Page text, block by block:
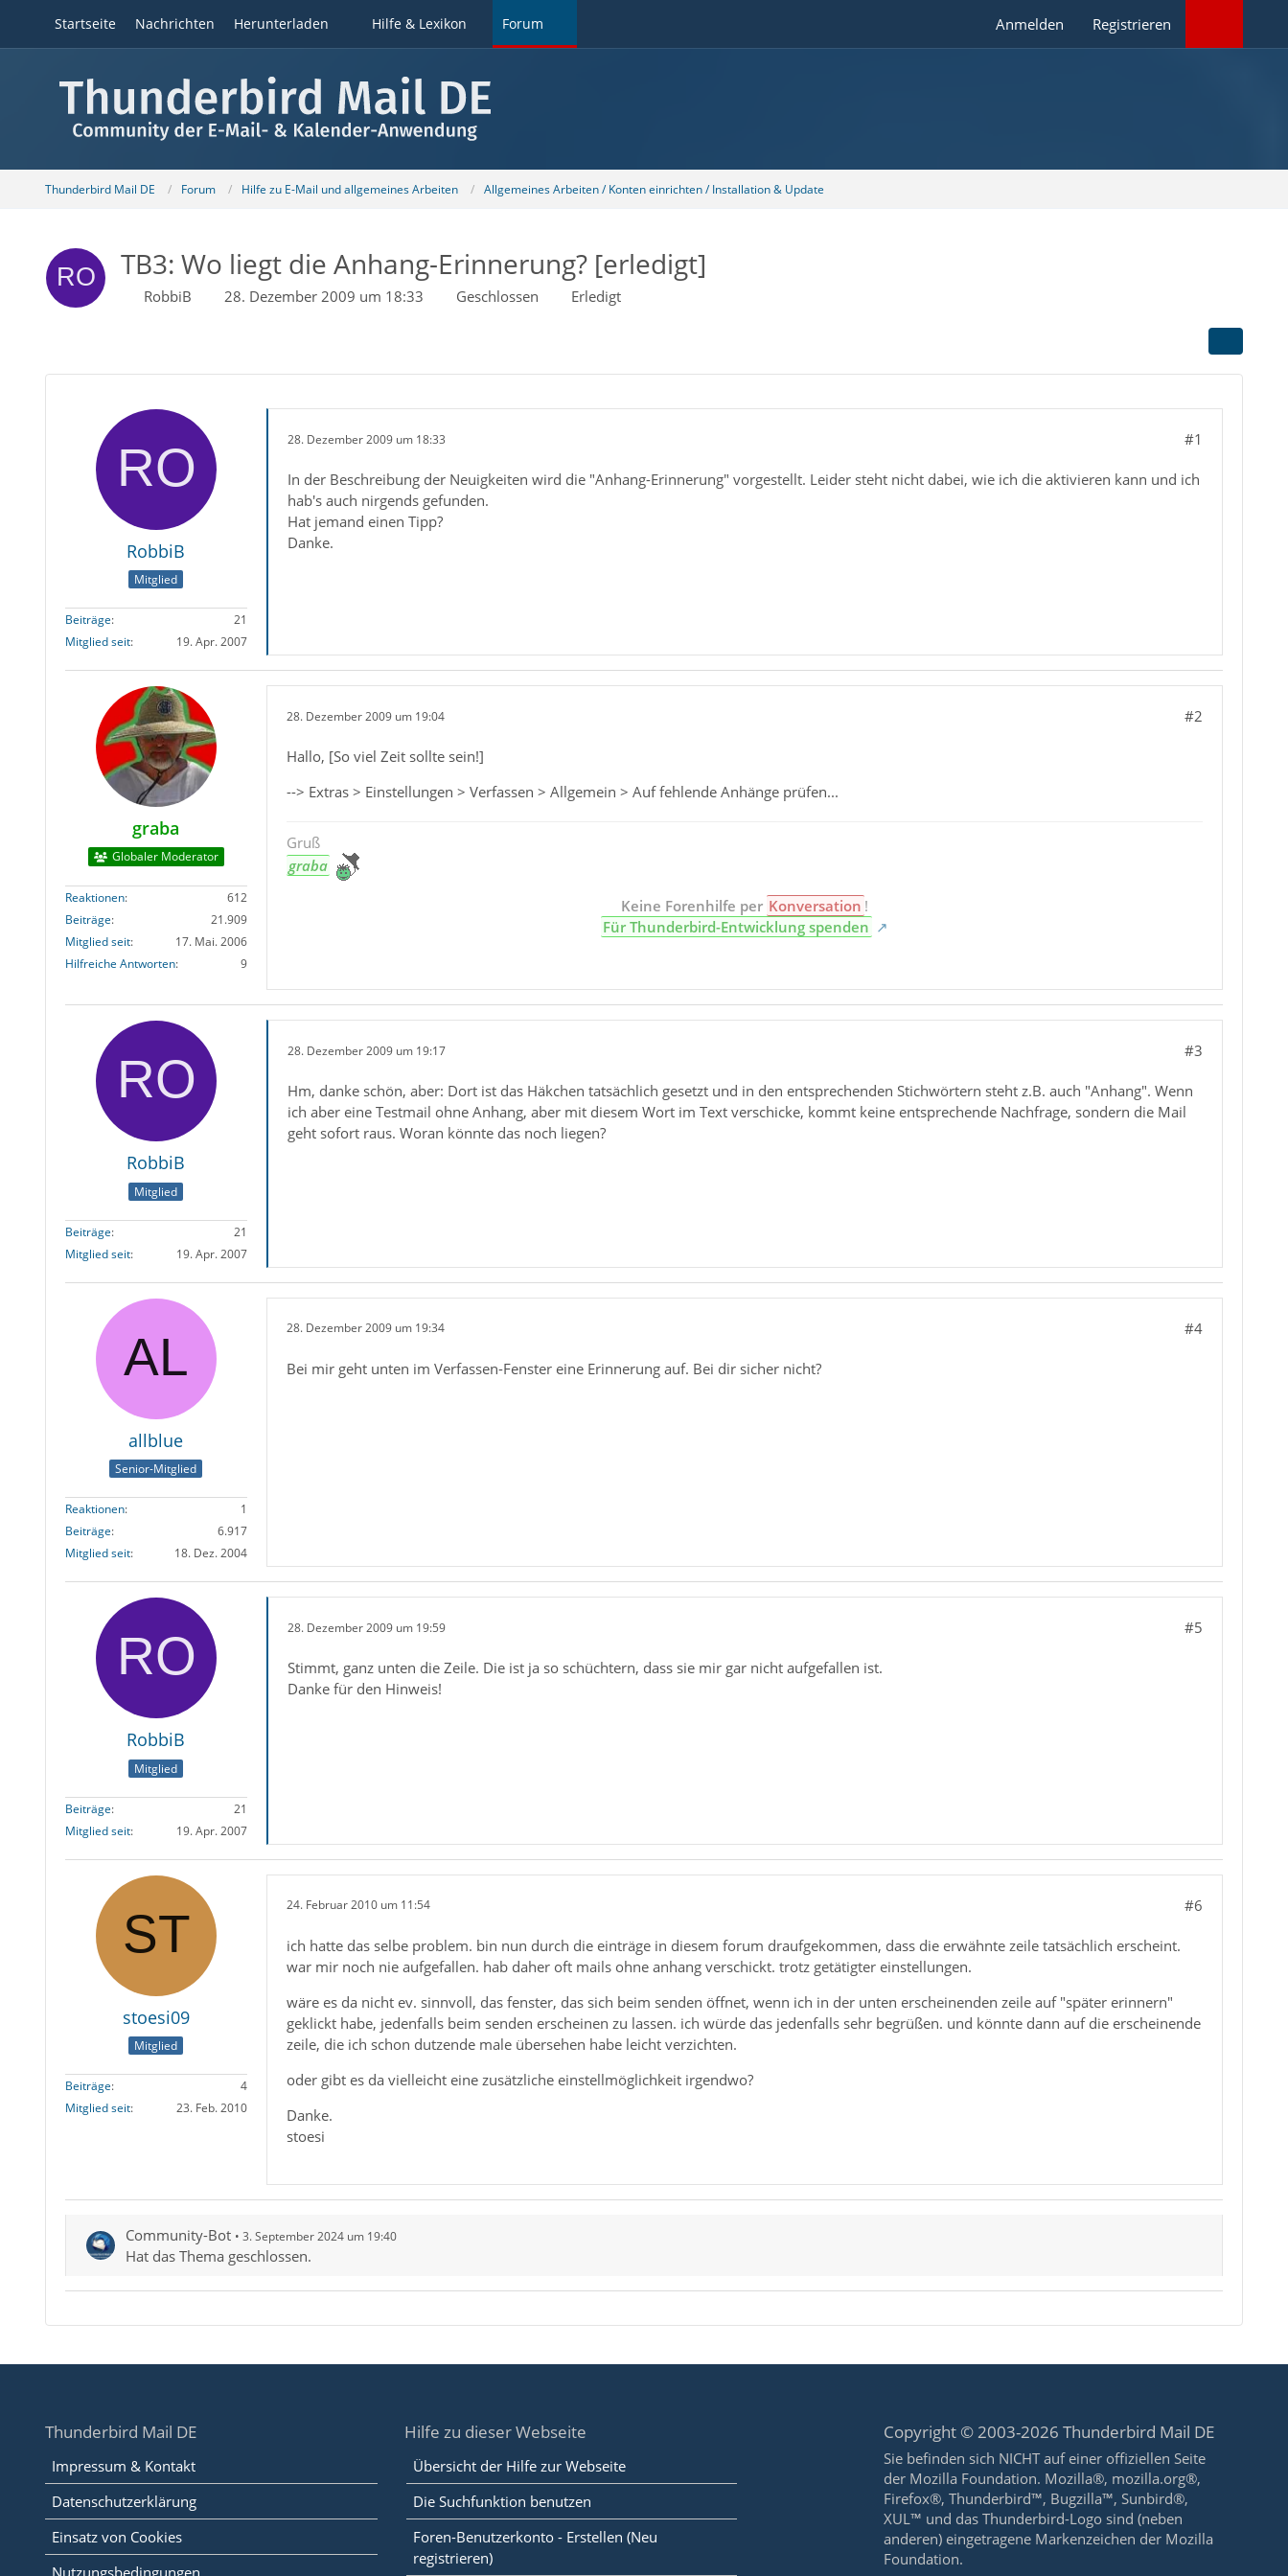
Startseite Nachrichten Herunterladen Hilfe & Lexikon Forum Anmelden Registrieren
Thunderbird Mail DE Forum Hilfe zu E-Mail und allgemeines Arbeiten Allgemeines Arbeiten / Konten einrichten / Installation & Update
TB3: Wo liegt die Anhang-Erinnerung? [erledigt]
RobbiB 28. Dezember 2009 um 18:33 Geschlossen Erledigt
RobbiB
Mitglied
Beiträge
21
Mitglied seit
19. Apr. 2007
28. Dezember 2009 um 18:33 #1
In der Beschreibung der Neuigkeiten wird die "Anhang-Erinnerung" vorgestellt. Leider steht nicht dabei, wie ich die aktivieren kann und ich
hab's auch nirgends gefunden.
Hat jemand einen Tipp?
Danke.
graba
Globaler Moderator
Reaktionen
612
Beiträge
21.909
Mitglied seit
17. Mai. 2006
Hilfreiche Antworten
9
28. Dezember 2009 um 19:04 #2
Hallo, [So viel Zeit sollte sein!]
--> Extras > Einstellungen > Verfassen > Allgemein > Auf fehlende Anhänge prüfen...
Gruß
graba
Keine Forenhilfe per Konversation !
Für Thunderbird-Entwicklung spenden
RobbiB
Mitglied
Beiträge
21
Mitglied seit
19. Apr. 2007
28. Dezember 2009 um 19:17 #3
Hm, danke schön, aber: Dort ist das Häkchen tatsächlich gesetzt und in den entsprechenden Stichwörtern steht z.B. auch "Anhang". Wenn
ich aber eine Testmail ohne Anhang, aber mit diesem Wort im Text verschicke, kommt keine entsprechende Nachfrage, sondern die Mail
geht sofort raus. Woran könnte das noch liegen?
allblue
Senior-Mitglied
Reaktionen
1
Beiträge
6.917
Mitglied seit
18. Dez. 2004
28. Dezember 2009 um 19:34 #4
Bei mir geht unten im Verfassen-Fenster eine Erinnerung auf. Bei dir sicher nicht?
RobbiB
Mitglied
Beiträge
21
Mitglied seit
19. Apr. 2007
28. Dezember 2009 um 19:59 #5
Stimmt, ganz unten die Zeile. Die ist ja so schüchtern, dass sie mir gar nicht aufgefallen ist.
Danke für den Hinweis!
stoesi09
Mitglied
Beiträge
4
Mitglied seit
23. Feb. 2010
24. Februar 2010 um 11:54 #6
ich hatte das selbe problem. bin nun durch die einträge in diesem forum draufgekommen, dass die erwähnte zeile tatsächlich erscheint.
war mir noch nie aufgefallen. hab daher oft mails ohne anhang verschickt. trotz getätigter einstellungen.
wäre es da nicht ev. sinnvoll, das fenster, das sich beim senden öffnet, wenn ich in der unten erscheinenden zeile auf "später erinnern"
geklickt habe, jedenfalls beim senden erscheinen zu lassen. ich würde das jedenfalls sehr begrüßen. und könnte dann auf die erscheinende
zeile, die ich schon dutzende male übersehen habe leicht verzichten.
oder gibt es da vielleicht eine zusätzliche einstellmöglichkeit irgendwo?
Danke.
stoesi
Community-Bot 3. September 2024 um 19:40
Hat das Thema geschlossen.
Thunderbird Mail DE
Impressum & Kontakt
Datenschutzerklärung
Einsatz von Cookies
Nutzungsbedingungen
Hilfe zu dieser Webseite
Übersicht der Hilfe zur Webseite
Die Suchfunktion benutzen
Foren-Benutzerkonto - Erstellen (Neu
registrieren)
Copyright © 2003-2026 Thunderbird Mail DE
Sie befinden sich NICHT auf einer offiziellen Seite
der Mozilla Foundation. Mozilla®, mozilla.org®,
Firefox®, Thunderbird™, Bugzilla™, Sunbird®,
XUL™ und das Thunderbird-Logo sind (neben
anderen) eingetragene Markenzeichen der Mozilla
Foundation.